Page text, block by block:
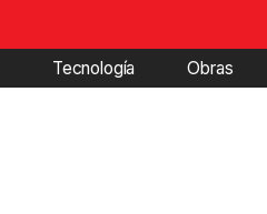
Tecnología Obras